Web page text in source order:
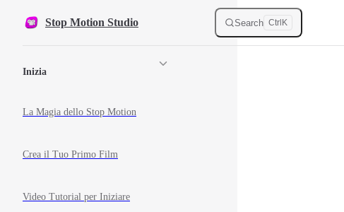
Skip to content
Stop Motion Studio Search Ctrl K
Inizia
La Magia dello Stop Motion
Crea il Tuo Primo Film
Video Tutorial per Iniziare